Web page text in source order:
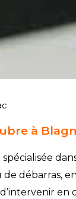
à
spécialisée
débarras,